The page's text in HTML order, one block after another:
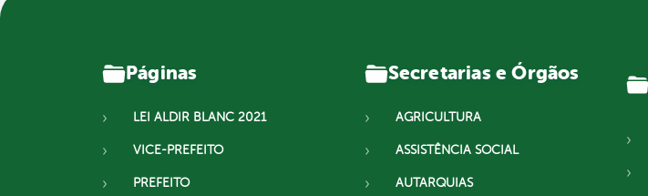
Páginas
LEI ALDIR BLANC 2021
VICE-PREFEITO
PREFEITO
Secretarias e Órgãos
AGRICULTURA
ASSISTÊNCIA SOCIAL
AUTARQUIAS